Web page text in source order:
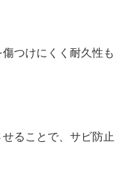
つけにくく耐久性も
ることで、サビ防止